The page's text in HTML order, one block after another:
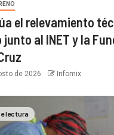
el relevamiento
junto al INET y la
de 2026 Infomix
lectura